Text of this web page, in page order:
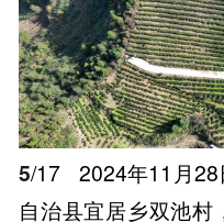
5/17
2024年11月
自治县宜居乡双池村